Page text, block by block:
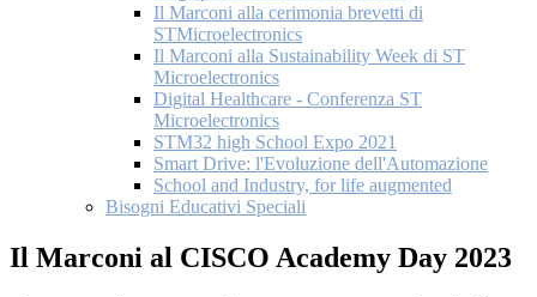
Il Marconi alla cerimonia brevetti di
STMicroelectronics
Il Marconi alla Sustainability Week di ST
Microelectronics
Digital Healthcare - Conferenza ST
Microelectronics
STM32 high School Expo 2021
Smart Drive: l'Evoluzione dell'Automazione
School and Industry, for life augmented
Bisogni Educativi Speciali
Il Marconi al CISCO Academy Day 2023